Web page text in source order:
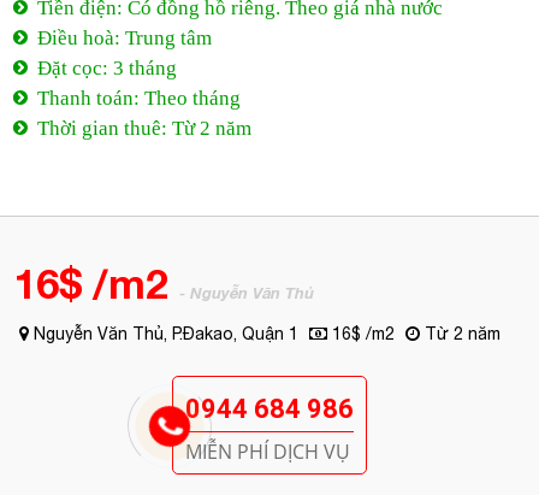
16$ /m2
Nguyễn Văn Thủ, P.Đakao, Quận 1
VĂN PHÒNG THEO HẠNG